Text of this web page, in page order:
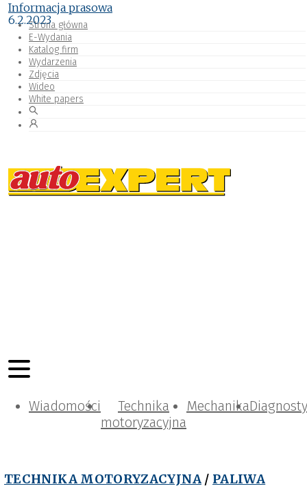
Strona główna
E-Wydania
Katalog firm
Wydarzenia
Zdjęcia
Wideo
White papers
Wiadomości
Technika
motoryzacyjna
Mechanika
TECHNIKA MOTORYZACYJNA / PALIWA
Informacja prasowa
6.2.2023